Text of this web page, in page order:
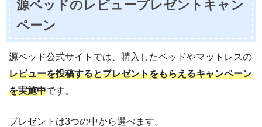
源ベッドのレビュープレゼントキャン
ペーン
源ベッド公式サイトでは、購入したベッドやマットレスの
レビューを投稿するとプレゼントをもらえるキャンペーン
を実施中です。
プレゼントは3つの中から選べます。